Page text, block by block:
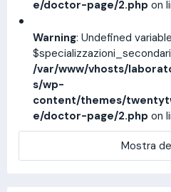
e/doctor-page/2.php on
Warning: Undefined variable
/var/www/vhosts/
s/wp-
content/themes/
e/doctor-page/2.php on
Mostra